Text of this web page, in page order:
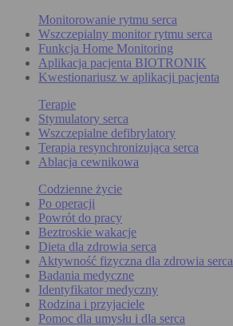
Monitorowanie rytmu serca
Wszczepialny monitor rytmu serca
Funkcja Home Monitoring
Aplikacja pacjenta BIOTRONIK
Kwestionariusz w aplikacji pacjenta
Terapie
Stymulatory serca
Wszczepialne defibrylatory
Terapia resynchronizująca serca
Ablacja cewnikowa
Codzienne życie
Po operacji
Powrót do pracy
Beztroskie wakacje
Dieta dla zdrowia serca
Aktywność fizyczna dla zdrowia serca
Badania medyczne
Identyfikator medyczny
Rodzina i przyjaciele
Pomoc dla umysłu i dla serca